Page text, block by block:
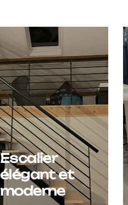
Escalier
élégant et
moderne